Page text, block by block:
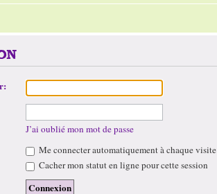
J’ai oublié mon mot de passe
Me connecter automatiquement à chaque visite
Cacher mon statut en ligne pour cette session